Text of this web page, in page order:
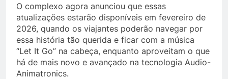
O complexo agora anunciou que essas
atualizações estarão disponíveis em fevereiro de
2026, quando os viajantes poderão navegar por
essa história tão querida e ficar com a música
“Let It Go” na cabeça, enquanto aproveitam o que
há de mais novo e avançado na tecnologia Audio-
Animatronics.